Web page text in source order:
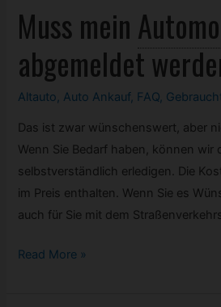
Muss mein
abgemeldet
Altauto Auto Ankauf, FAQ
Das ist zwar wünschenswert, aber
Wenn Sie Bedarf haben, können wir
selbstverständlich erledigen. Die
im Preis enthalten. Wenn Sie es
auch für Sie mit dem
Muss
Read More »